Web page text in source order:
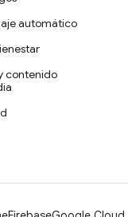
automático
contenido